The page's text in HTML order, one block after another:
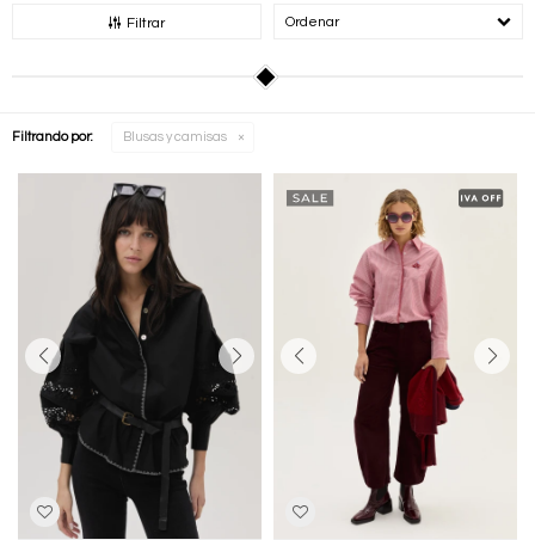
Filtrar Recomendados
Filtrando por: Blusas y camisas